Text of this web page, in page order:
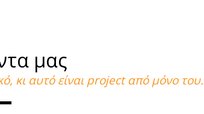
μας
κι αυτό είναι project από μόνο του.